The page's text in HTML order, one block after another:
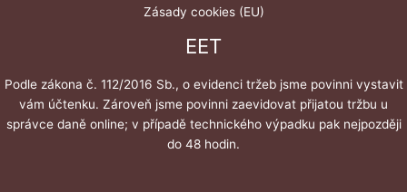
Zásady cookies (EU)
EET
Podle zákona č. 112/2016 Sb., o evidenci tržeb jsme povinni vystavit
vám účtenku. Zároveň jsme povinni zaevidovat přijatou tržbu u
správce daně online; v případě technického výpadku pak nejpozději
do 48 hodin.